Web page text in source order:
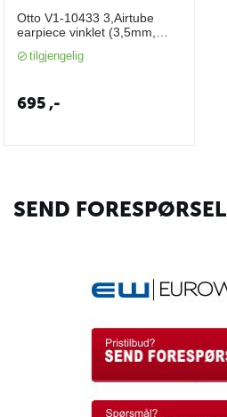
Otto V1-10433 3,Airtube
earpiece vinklet (3,5mm,
tilgjengelig
695,-
SEND FORESPØRSEL